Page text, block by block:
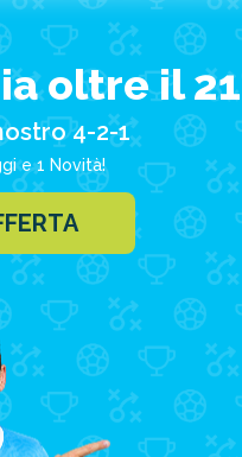
poi, dirigiti verso
all’eroe nazionale
statua e scattare
il vivace Mercato di
verdura, fiori e
per conoscere le
tipico della
oltre il
4-2-1
e 1 Novità!